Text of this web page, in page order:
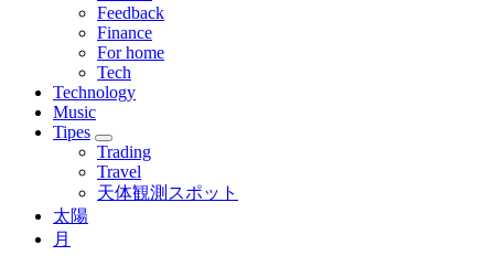
Feedback
Finance
For home
Tech
Technology
Music
Tipes
Trading
Travel
天体観測スポット
太陽
月